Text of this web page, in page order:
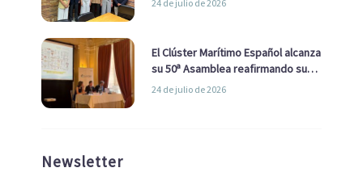
24 de julio de 2026
El Clúster Marítimo Español alcanza
su 50ª Asamblea reafirmando su
liderazgo en la Economía Azul
24 de julio de 2026
Newsletter